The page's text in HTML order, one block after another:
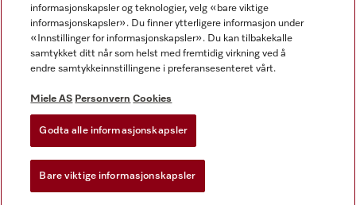
Miele AS
Vilkår og betingelser
Vilkår for bruk
Miele tilgjengelighetserklæring
informasjonskapsler og teknologier, velg «bare viktige
informasjonskapsler». Du finner ytterligere informasjon under
«Innstillinger for informasjonskapsler». Du kan tilbakekalle
samtykket ditt når som helst med fremtidig virkning ved å
endre samtykkeinnstillingene i preferansesenteret vårt.
Miele AS Personvern Cookies
Godta alle informasjonskapsler
Bare viktige informasjonskapsler